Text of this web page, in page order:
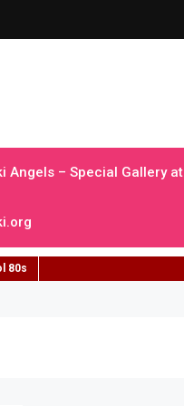
Angels – Special Gallery at
80s